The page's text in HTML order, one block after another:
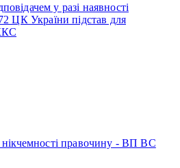
у разі наявності
ЦК України підстав для
нікчемності правочину - ВП ВС